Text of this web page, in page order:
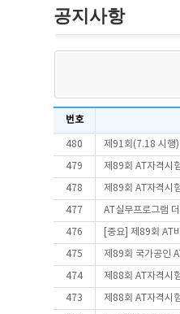
공지사항
번호
480 제91회(7.18 시행)
479 제89회 AT자격시
478 제89회 AT자격시
477 AT실무프로그램
476 [중요] 제89회 AT
475 제89회 국가공인
474 제88회 AT자격시
473 제88회 AT자격시